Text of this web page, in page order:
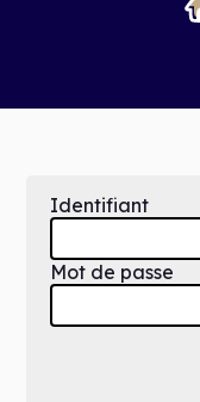
Identifiant
Mot de passe